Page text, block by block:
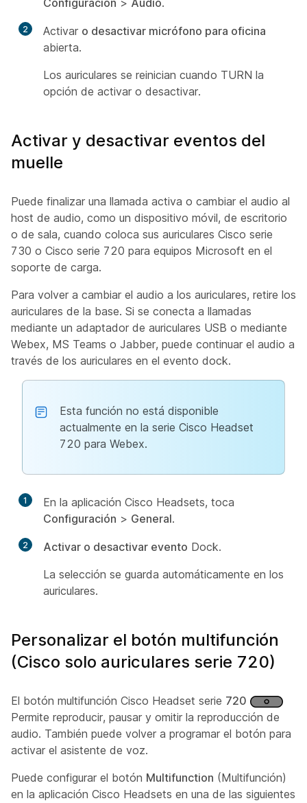
Configuración > Audio.
2 Activar o desactivar micrófono para oficina
abierta.
Los auriculares se reinician cuando TURN la
opción de activar o desactivar.
Activar y desactivar eventos del
muelle
Puede finalizar una llamada activa o cambiar el audio al
host de audio, como un dispositivo móvil, de escritorio
o de sala, cuando coloca sus auriculares Cisco serie
730 o Cisco serie 720 para equipos Microsoft en el
soporte de carga.
Para volver a cambiar el audio a los auriculares, retire los
auriculares de la base. Si se conecta a llamadas
mediante un adaptador de auriculares USB o mediante
Webex, MS Teams o Jabber, puede continuar el audio a
través de los auriculares en el evento dock.
Esta función no está disponible
actualmente en la serie Cisco Headset
720 para Webex.
1
En la aplicación Cisco Headsets, toca
Configuración > General.
2 Activar o desactivar evento Dock.
La selección se guarda automáticamente en los
auriculares.
Personalizar el botón multifunción
(Cisco solo auriculares serie 720)
El botón multifunción Cisco Headset serie 720
Permite reproducir, pausar y omitir la reproducción de
audio. También puede volver a programar el botón para
activar el asistente de voz.
Puede configurar el botón Multifunction (Multifunción)
en la aplicación Cisco Headsets en una de las siguientes